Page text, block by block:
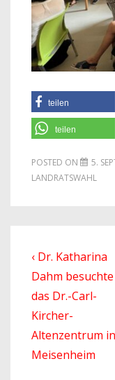
teilen
teilen
POSTED ON 5.
LANDRATSWAHL
Previous
Post
is
‹ Dr. Katharina
Dahm besuchte
das Dr.-Carl-
Kircher-
Altenzentrum in
Meisenheim